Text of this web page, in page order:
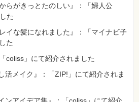
らがきっとたのしい』：「婦人公
た
イな髪になれました』：「マイナビ子
た
coliss」にて紹介されました
活メイク』：「ZIP!」にて紹介されま
ンアイデア集』：「coliss」にて紹介